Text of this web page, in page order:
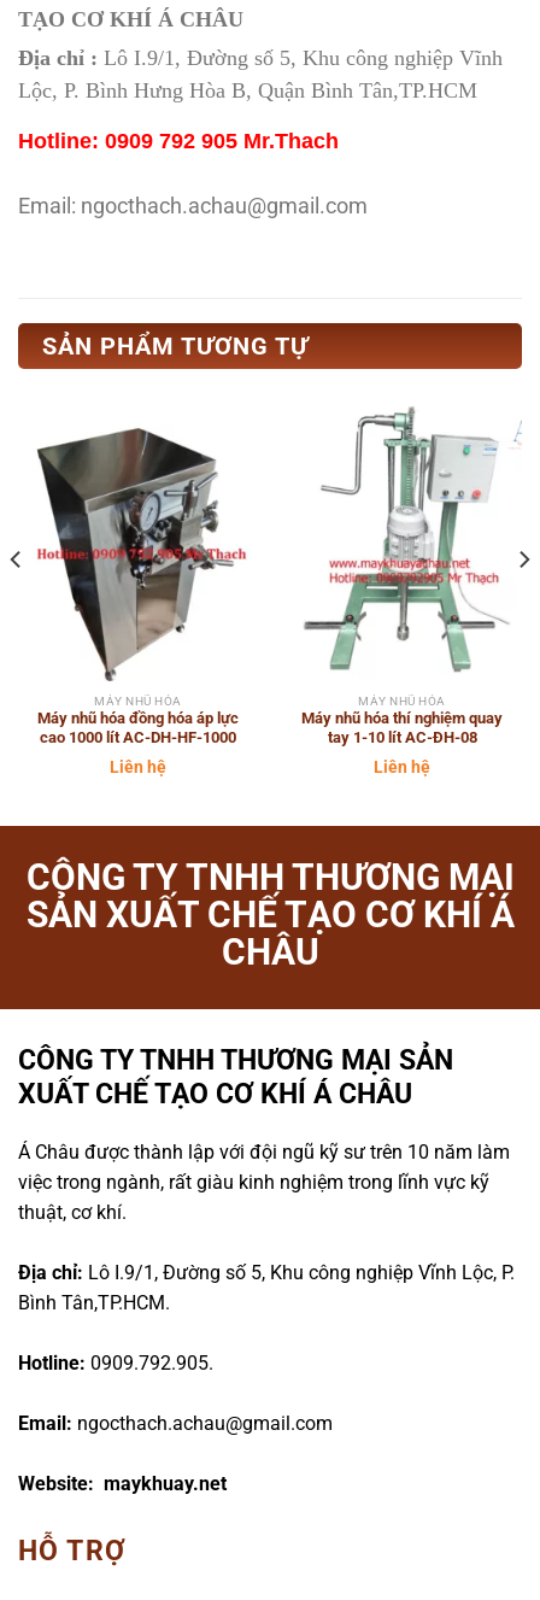
TẠO CƠ KHÍ Á CHÂU
Địa chỉ : Lô I.9/1, Đường số 5, Khu công nghiệp Vĩnh
Lộc, P. Bình Hưng Hòa B, Quận Bình Tân,TP.HCM
Hotline: 0909 792 905 Mr.Thach
Email: ngocthach.achau@gmail.com
SẢN PHẨM TƯƠNG TỰ
MÁY NHŨ HÓA
Máy nhũ hóa đồng hóa áp lực
cao 1000 lít AC-DH-HF-1000
Liên hệ
MÁY NHŨ HÓA
Máy nhũ hóa thí nghiệm quay
tay 1-10 lít AC-ĐH-08
Liên hệ
CÔNG TY TNHH THƯƠNG MẠI
SẢN XUẤT CHẾ TẠO CƠ KHÍ Á
CHÂU
CÔNG TY TNHH THƯƠNG MẠI SẢN
XUẤT CHẾ TẠO CƠ KHÍ Á CHÂU
Á Châu được thành lập với đội ngũ kỹ sư trên 10 năm làm
việc trong ngành, rất giàu kinh nghiệm trong lĩnh vực kỹ
thuật, cơ khí.
Địa chỉ: Lô I.9/1, Đường số 5, Khu công nghiệp Vĩnh Lộc, P.
Bình Tân,TP.HCM.
Hotline: 0909.792.905.
Email: ngocthach.achau@gmail.com
Website: maykhuay.net
HỖ TRỢ